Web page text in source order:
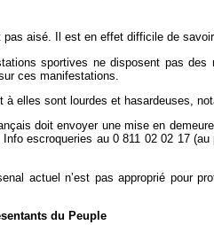
pas aisé. Il est en effet difficile de savoir
sportives ne disposent pas
ces manifestations.
à elles sont lourdes et hasardeuses,
doit envoyer une mise en
escroqueries au 0 811 02 02 17
actuel n’est pas approprié pour
du Peuple